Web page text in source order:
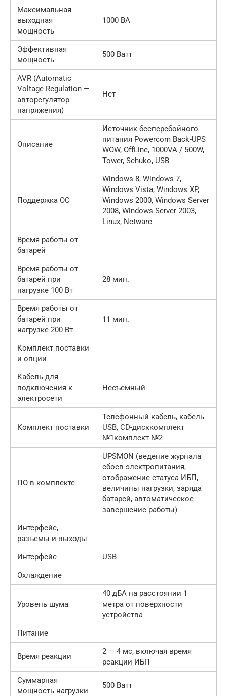
Максимальная
выходная
мощность
1000 ВА
Эффективная
мощность
500 Ватт
AVR (Automatic
Voltage Regulation —
авторегулятор
напряжения)
Нет
Описание
Источник бесперебойного
питания Powercom Back-UPS
WOW, OffLine, 1000VA / 500W,
Tower, Schuko, USB
Поддержка ОС
Windows 8, Windows 7,
Windows Vista, Windows XP,
Windows 2000, Windows Server
2008, Windows Server 2003,
Linux, Netware
Время работы от
батарей
Время работы от
батарей при
нагрузке 100 Вт
28 мин.
Время работы от
батарей при
нагрузке 200 Вт
11 мин.
Комплект поставки
и опции
Кабель для
подключения к
электросети
Несъемный
Комплект поставки
Телефонный кабель, кабель
USB, CD-дисккомплект
№1комплект №2
ПО в комплекте
UPSMON (ведение журнала
сбоев электропитания,
отображение статуса ИБП,
величины нагрузки, заряда
батарей, автоматическое
завершение работы)
Интерфейс,
разъемы и выходы
Интерфейс
USB
Охлаждение
Уровень шума
40 дБА на расстоянии 1
метра от поверхности
устройства
Питание
Время реакции
2 — 4 мс, включая время
реакции ИБП
Суммарная
мощность нагрузки
500 Ватт